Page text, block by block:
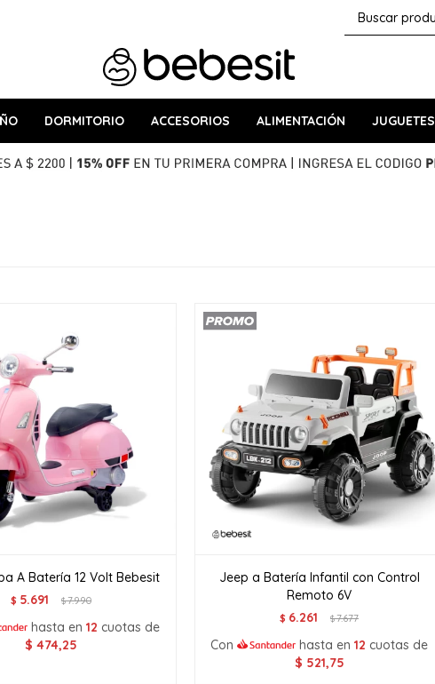
DORMITORIO ACCESORIOS ALIMENTACIÓN JUGUETES
A Batería 12 Volt Bebesit
$ 5.691 $7.990
hasta en 12 cuotas de
$ 474,25
Jeep a Batería Infantil con Control
Remoto 6V
$ 6.261 $7.677
Con hasta en12 cuotas de
$ 521,75